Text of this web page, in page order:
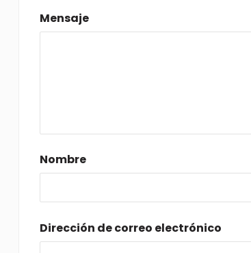
Mensaje
Nombre
Dirección de correo electrónico